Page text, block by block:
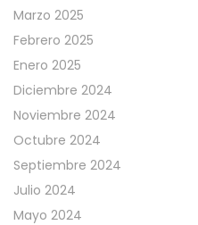
Marzo 2025
Febrero 2025
Enero 2025
Diciembre 2024
Noviembre 2024
Octubre 2024
Septiembre 2024
Julio 2024
Mayo 2024